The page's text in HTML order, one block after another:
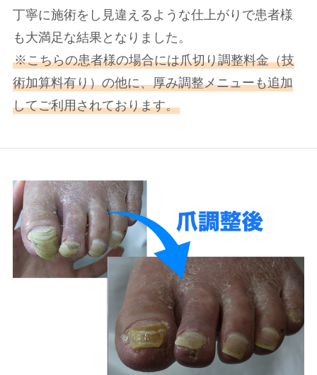
丁寧に施術をし見違えるような仕上がりで患者様
も大満足な結果となりました。
※こちらの患者様の場合には爪切り調整料金（技
術加算料有り）の他に、厚み調整メニューも追加
してご利用されております。